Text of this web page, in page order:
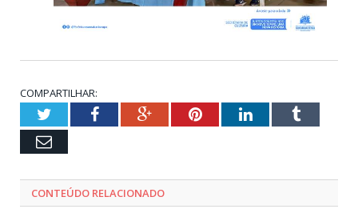
COMPARTILHAR:
TwitterFacebookGoogle+PinterestLinkedInTumblr
Email
CONTEÚDO RELACIONADO